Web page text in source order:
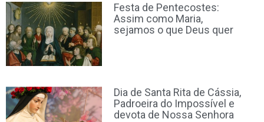
Festa de Pentecostes:
Assim como Maria,
sejamos o que Deus quer
Dia de Santa Rita de Cássia,
Padroeira do Impossível e
devota de Nossa Senhora